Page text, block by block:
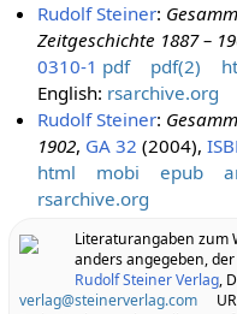
Rudolf Steiner:
Zeitgeschichte 1887 –
0310-1 pdf pdf(2)
English: rsarchive.org
Rudolf Steiner:
1902, GA 32 (2004),
html
mobi epub
rsarchive.org
Literaturangaben zum
anders angegeben, der
Rudolf Steiner Verlag,
verlag@steinerverlag.com